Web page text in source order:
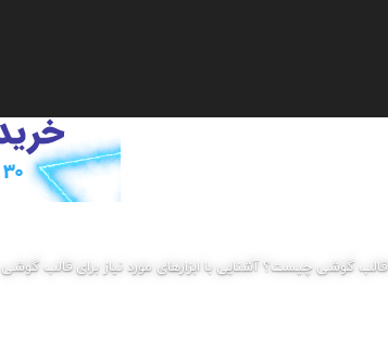
قالب گوشی چیست؟ آشنایی با ابزارهای مورد نیاز برای قالب گوشی